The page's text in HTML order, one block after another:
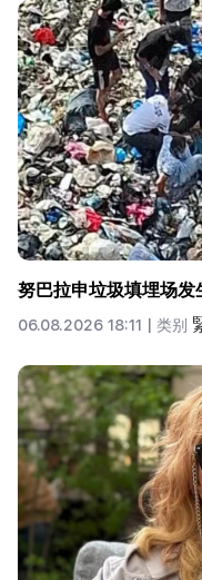
努巴拉申垃圾填埋场发
06.08.2026 18:11 | 类别